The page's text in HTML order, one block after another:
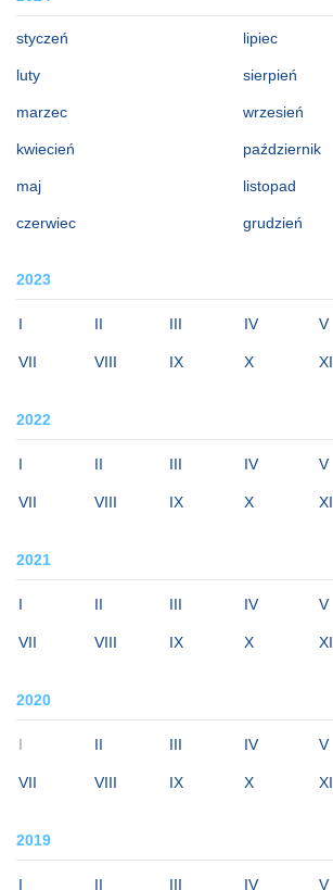
styczeń
luty
marzec
kwiecień
maj
czerwiec
lipiec
sierpień
wrzesień
październik
listopad
grudzień
2023
I II III IV V
VII VIII IX X XI
2022
I II III IV V
VII VIII IX X XI
2021
I II III IV V
VII VIII IX X XI
2020
I II III IV V
VII VIII IX X XI
2019
I II III IV V